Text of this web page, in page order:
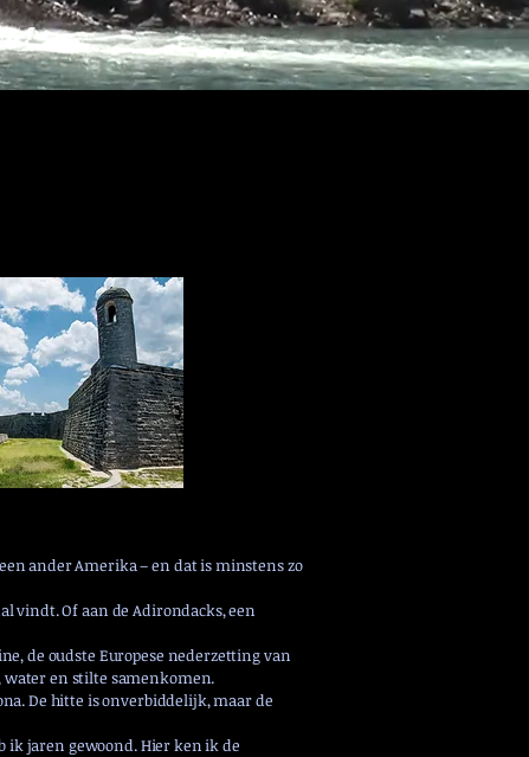
ander Amerika – en dat is minstens zo
vindt. Of aan de Adirondacks, een
de oudste Europese nederzetting van
water en stilte samenkomen.
De hitte is onverbiddelijk, maar de
ik jaren gewoond. Hier ken ik de